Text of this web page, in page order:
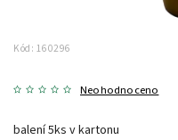
Kód: 160296
Neohodnoceno
balení 5ks v kartonu